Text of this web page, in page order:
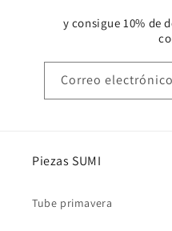
y consigue 10% de
Correo electrónico
Piezas SUMI
Tube primavera